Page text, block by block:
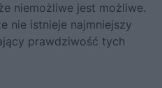
niemożliwe jest możliwe.
nie istnieje najmniejszy
prawdziwość tych